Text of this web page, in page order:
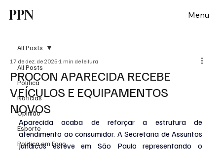
PPN Menu
All Posts
Política
Notícias
Opinião
Esporte
Politica em Foco
All Posts
PROCON APARECIDA RECEBE
VEÍCULOS E EQUIPAMENTOS
NOVOS
17 de dez. de 2025 1 min de leitura
Aparecida acaba de reforçar a estrutura de
atendimento ao consumidor. A Secretaria de Assuntos
Jurídicos esteve em São Paulo representando o